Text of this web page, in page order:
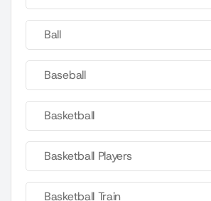
Ball
Baseball
Basketball
Basketball Players
Basketball Train